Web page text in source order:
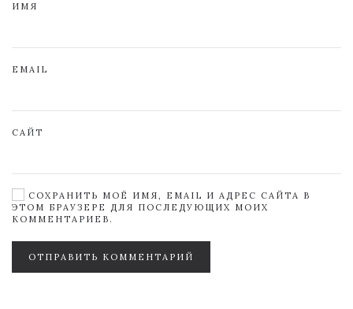
ИМЯ
EMAIL
САЙТ
СОХРАНИТЬ МОЁ ИМЯ, EMAIL И АДРЕС САЙТА В
ЭТОМ БРАУЗЕРЕ ДЛЯ ПОСЛЕДУЮЩИХ МОИХ
КОММЕНТАРИЕВ.
ОТПРАВИТЬ КОММЕНТАРИЙ